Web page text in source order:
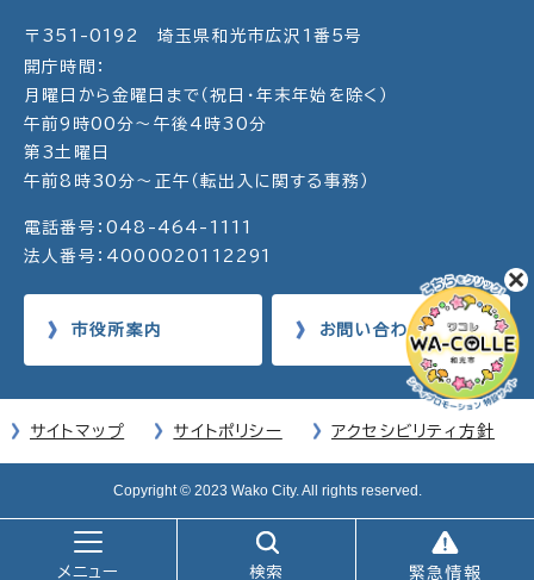
メニュー 検索 緊急情報
〒351-0192 埼玉県和光市広沢1番5号
開庁時間：
月曜日から金曜日まで（祝日・年末年始を除く）
午前9時00分～午後4時30分
第3土曜日
午前8時30分～正午（転出入に関する事務）
電話番号：048-464-1111
法人番号：4000020112291
市役所案内 お問い合わせ
サイトマップ サイトポリシー アクセシビリティ方針
Copyright © 2023 Wako City. All rights reserved.